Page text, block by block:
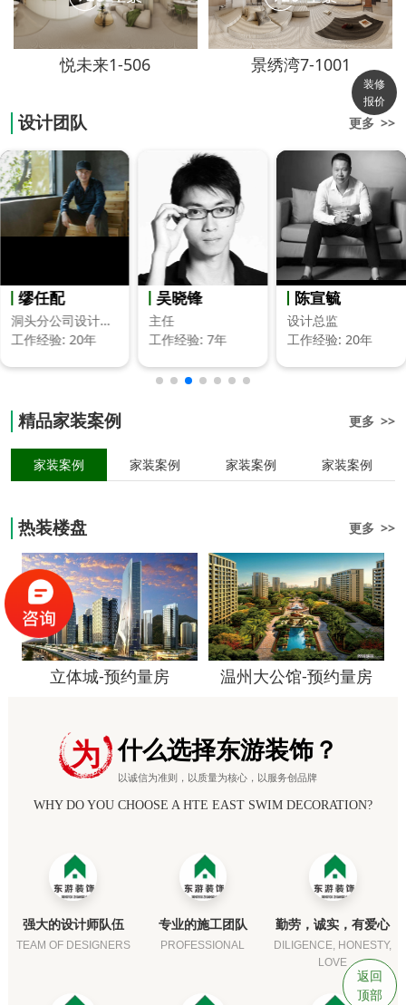
悦未来1-506 景绣湾7-1001
设计团队 更多 >>
缪任配
洞头分公司设计总监
工作经验: 20年
吴晓锋
主任
工作经验: 7年
陈宣毓
设计总监
工作经验: 20年
精品家装案例 更多 >>
家装案例 家装案例 家装案例 家装案例
热装楼盘 更多 >>
立体城-预约量房 温州大公馆-预约量房
为 什么选择东游装饰？
以诚信为准则，以质量为核心，以服务创品牌
WHY DO YOU CHOOSE A HTE EAST SWIM DECORATION?
强大的设计师队伍
TEAM OF DESIGNERS
专业的施工团队
PROFESSIONAL
勤劳，诚实，有爱心
DILIGENCE, HONESTY,
LOVE
装修
报价
返回
顶部